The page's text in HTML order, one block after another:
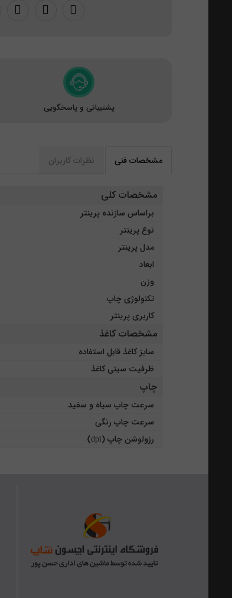
پشتیبانی و پاسخگویی
مشخصات فنی نظرات کاربران
مشخصات کلی
براساس سازنده پرینتر
نوع پرینتر
مدل پرینتر
ابعاد
وزن
تکنولوژی چاپ
کاربری پرینتر
مشخصات کاغذ
سایز کاغذ قابل استفاده
ظرفیت سینی کاغذ
چاپ
سرعت چاپ سیاه و سفید
سرعت چاپ رنگی
رزولوشن چاپ (dpi)